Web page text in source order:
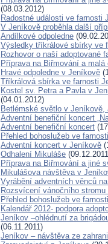
(08.03.2012)
Radostné události ve farnosti
V Jeníkově proběhla další
Andílkové odpoledne
Výsledky tříkrálové sbírky ve
Rozhovor o naší adoptované
Příprava na Biřmování a
Hravé odpoledne v Jeníkově
Tříkrálová sbírka ve farnosti
Kostel sv. Petra a Pavla v
(04.01.2012)
Betlémské světlo v
Adventní benefiční koncert
Adventní benefiční koncert
Přehled bohoslužeb ve
Adventní koncert v Jeníkově
Odhalení Mikuláše
Příprava na Biřmování a jiné
Mikulášova návštěva v
Vyrábění adventních věnců
Rozsvícení vánočního stromu
Přehled bohoslužeb ve
Kalendář 2012- podpora
Jeníkov –ohlédnutí za
(06.11.2011)
Jeníkov – návštěva ze